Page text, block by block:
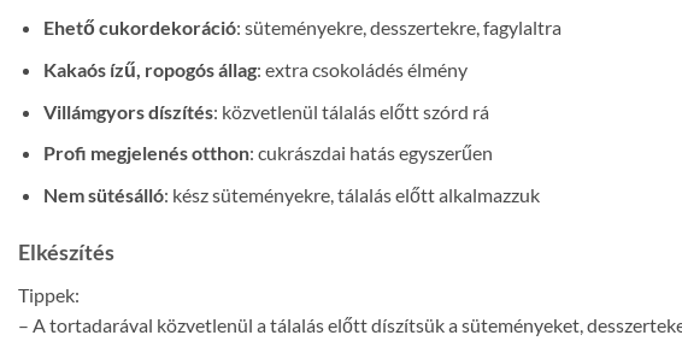
Ehető cukordekoráció: süteményekre, desszertekre, fagylaltra
Kakaós ízű, ropogós állag: extra csokoládés élmény
Villámgyors díszítés: közvetlenül tálalás előtt szórd rá
Profi megjelenés otthon: cukrászdai hatás egyszerűen
Nem sütésálló: kész süteményekre, tálalás előtt alkalmazzuk
Elkészítés
Tippek:
– A tortadarával közvetlenül a tálalás előtt díszítsük a süteményeket,